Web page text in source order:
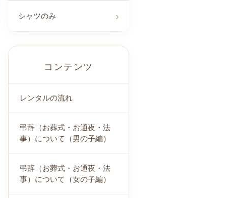
シャツのみ
コンテンツ
レンタルの流れ
弔辞（お葬式・お通夜・法
事）について（男の子編）
弔辞（お葬式・お通夜・法
事）について（女の子編）